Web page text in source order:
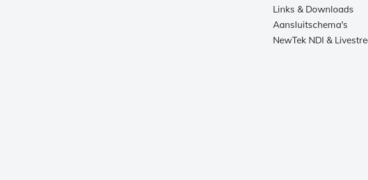
Links & Downloads
Aansluitschema's
NewTek NDI &